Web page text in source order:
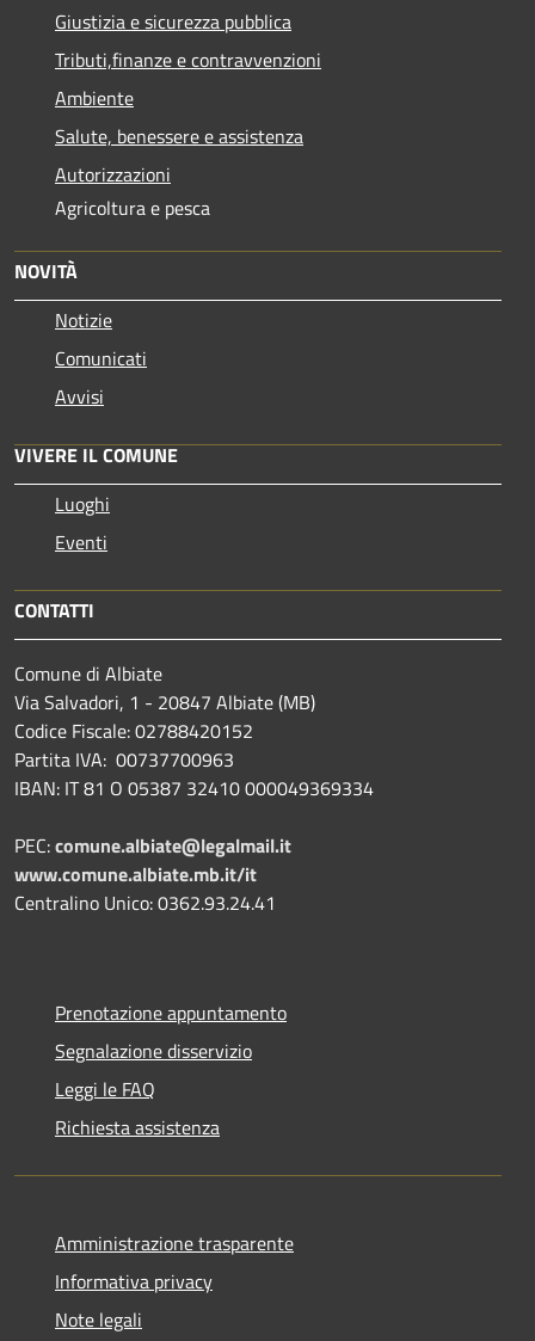
Giustizia e sicurezza pubblica
Tributi,finanze e contravvenzioni
Ambiente
Salute, benessere e assistenza
Autorizzazioni
Agricoltura e pesca
NOVITÀ
Notizie
Comunicati
Avvisi
VIVERE IL COMUNE
Luoghi
Eventi
CONTATTI
Comune di Albiate
Via Salvadori, 1 - 20847 Albiate (MB)
Codice Fiscale: 02788420152
Partita IVA: 00737700963
IBAN: IT 81 O 05387 32410 000049369334
PEC:comune.albiate@legalmail.it
www.comune.albiate.mb.it/it
Centralino Unico: 0362.93.24.41
Prenotazione appuntamento
Segnalazione disservizio
Leggi le FAQ
Richiesta assistenza
Amministrazione trasparente
Informativa privacy
Note legali